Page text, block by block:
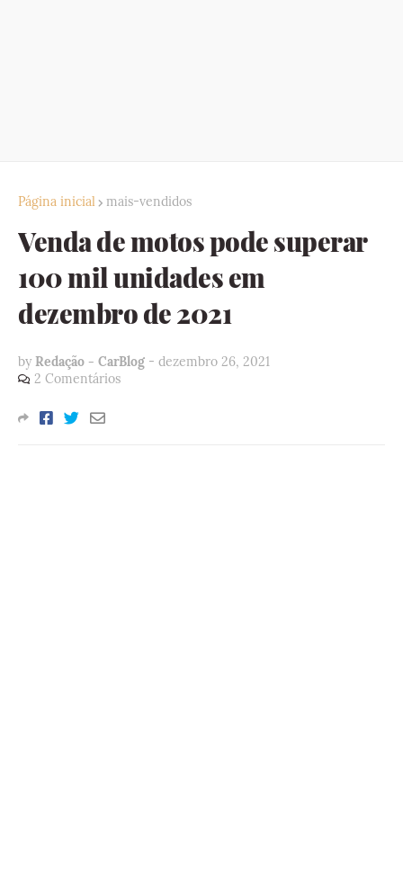
Página inicial mais-vendidos
Venda de motos pode superar
100 mil unidades em
dezembro de 2021
by Redação - CarBlog - dezembro 26, 2021
2 Comentários